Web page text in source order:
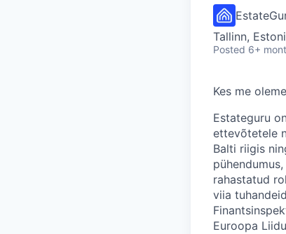
Tallinn,
Posted 6+
Kes me
Estateguru
ettevõtetele
Balti riigis
rahastatud
viia
Euroopa